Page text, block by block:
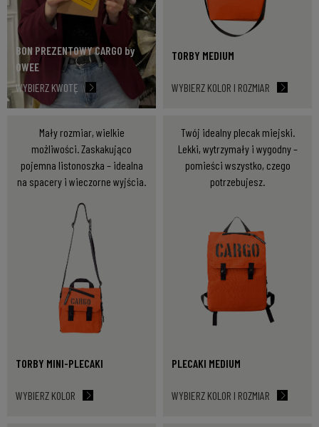
BON PREZENTOWY CARGO by
OWEE
WYBIERZ KWOTĘ
TORBY MEDIUM
WYBIERZ KOLOR I ROZMIAR
Mały rozmiar, wielkie
możliwości. Zaskakująco
pojemna listonoszka – idealna
na spacery i wieczorne wyjścia.
TORBY MINI-PLECAKI
WYBIERZ KOLOR
Twój idealny plecak miejski.
Lekki, wytrzymały i wygodny –
pomieści wszystko, czego
potrzebujesz.
PLECAKI MEDIUM
WYBIERZ KOLOR I ROZMIAR